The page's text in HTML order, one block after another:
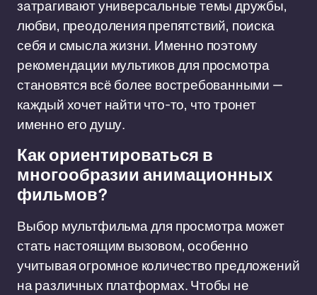
затрагивают универсальные темы дружбы,
любви, преодоления препятствий, поиска
себя и смысла жизни. Именно поэтому
рекомендации мультиков для просмотра
становятся всё более востребованными —
каждый хочет найти что-то, что тронет
именно его душу.
Как ориентироваться в
многообразии анимационных
фильмов?
Выбор мультфильма для просмотра может
стать настоящим вызовом, особенно
учитывая огромное количество предложений
на различных платформах. Чтобы не